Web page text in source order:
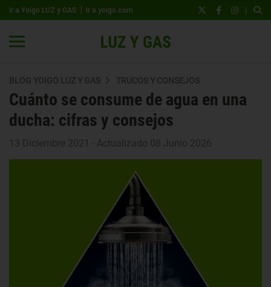
Ir a Yoigo LUZ y GAS Ir a yoigo.com |
BLOG YOIGO LUZ Y GAS TRUCOS Y CONSEJOS
Cuánto se consume de agua en una
ducha: cifras y consejos
13 Diciembre 2021 - Actualizado 08 Junio 2026